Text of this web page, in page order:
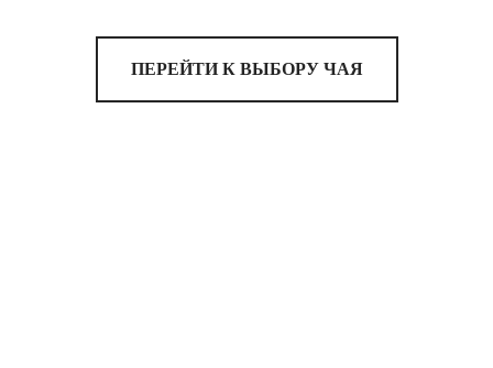
ПЕРЕЙТИ К ВЫБОРУ ЧАЯ